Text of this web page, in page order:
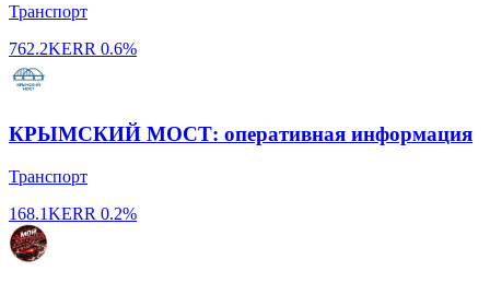
Транспорт
762.2KERR 0.6%
КРЫМСКИЙ МОСТ: оперативная информация
Транспорт
168.1KERR 0.2%